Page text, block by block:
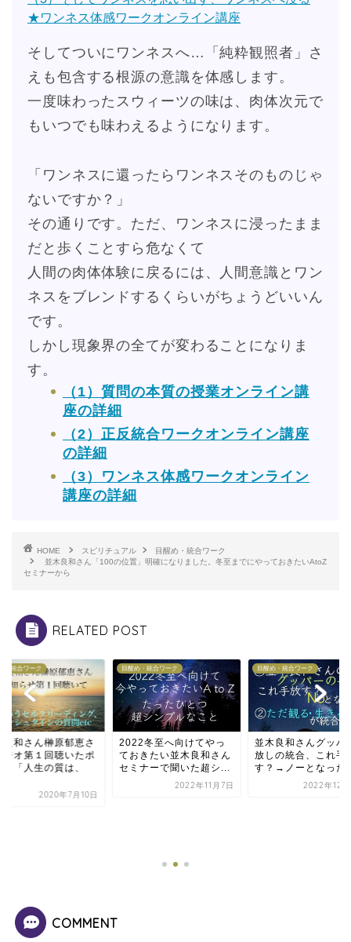
★ワンネス体感ワークオンライン講座
そしてついにワンネスへ…「純粋観照者」さ
えも包含する根源の意識を体感します。
一度味わったスウィーツの味は、肉体次元で
もいつでも味わえるようになります。
「ワンネスに還ったらワンネスそのものじゃ
ないですか？」
その通りです。ただ、ワンネスに浸ったまま
だと歩くことすら危なくて
人間の肉体体験に戻るには、人間意識とワン
ネスをブレンドするくらいがちょうどいいん
です。
しかし現象界の全てが変わることになりま
す。
（1）質問の本質の授業オンライン講
座の詳細
（2）正反統合ワークオンライン講座
の詳細
（3）ワンネス体感ワークオンライン
講座の詳細
HOME スピリチュアル
目醒め・統合ワーク
並木良和さん「100の位置」明確になりました。冬至までにやっておきたいAtoZ
セミナーから
RELATED POST
さ
ポ
目醒め・統合ワーク
2022冬至へ向けてやっ
ておきたい並木良和さん
セミナーで聞いた超シ...
目醒め・統合ワーク
並木良和さんグッパー手
放しの統合、これ手放
す？→ノーとなったら？
2022年12月28日
目醒め・統
COMMENT